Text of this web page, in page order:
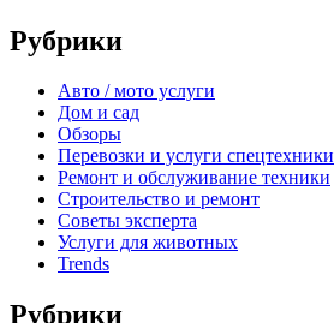
Рубрики
Авто / мото услуги
Дом и сад
Обзоры
Перевозки и услуги спецтехники
Ремонт и обслуживание техники
Строительство и ремонт
Советы эксперта
Услуги для животных
Trends
Рубрики